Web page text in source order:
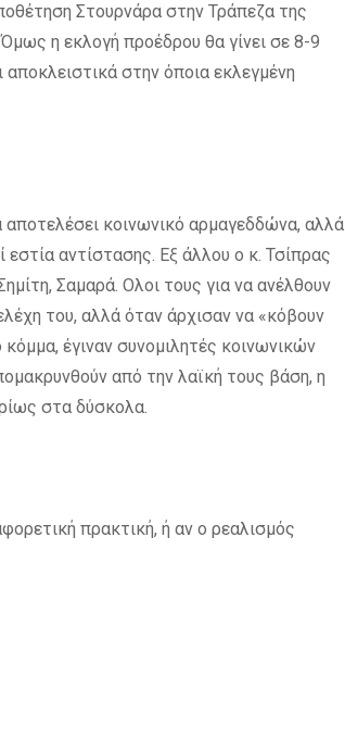
Στουρνάρα στην Τράπεζα της
η εκλογή προέδρου θα γίνει σε 8-9
στην όποια εκλεγμένη
κοινωνικό αρμαγεδδώνα, αλλά
αντίστασης. Εξ άλλου ο κ. Τσίπρας
Σαμαρά. Ολοι τους για να ανέλθουν
του, αλλά όταν άρχισαν να «κόβουν
έγιναν συνομιλητές κοινωνικών
από την λαϊκή τους βάση, η
στα δύσκολα.
πρακτική, ή αν ο ρεαλισμός